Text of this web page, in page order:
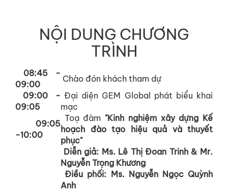
NỘI DUNG CHƯƠNG
TRÌNH
08:45 -
09:00
Chào đón khách tham dự
09:00 -
09:05
Đại diện GEM Global phát biểu khai
mạc
09:05
-10:00
Toạ đàm "Kinh nghiệm xây dựng Kế
hoạch đào tạo hiệu quả và thuyết
phục"
Diễn giả: Ms. Lê Thị Đoan Trinh & Mr.
Nguyễn Trọng Khương
Điều phối: Ms. Nguyễn Ngọc Quỳnh
Anh